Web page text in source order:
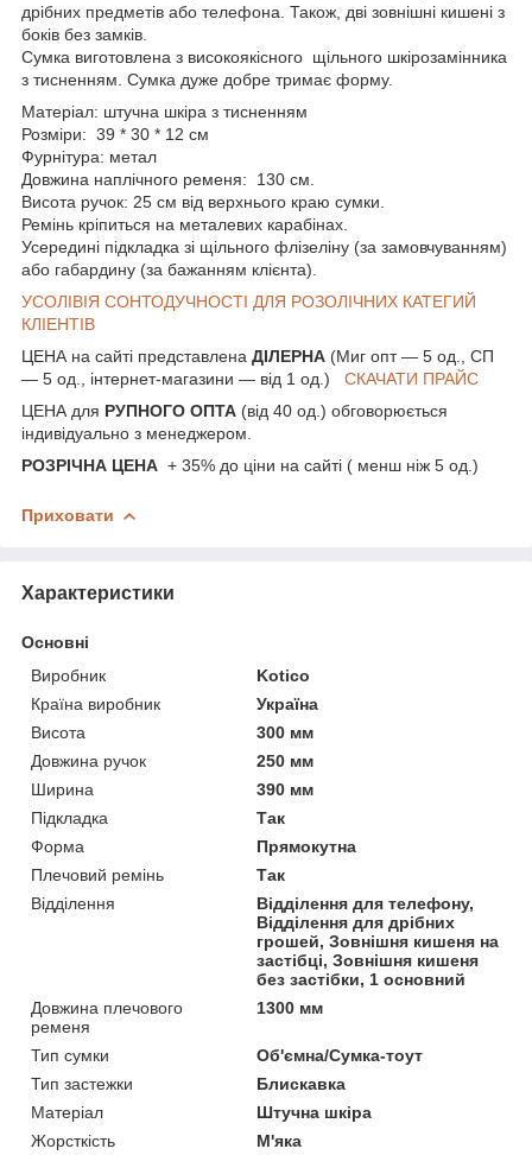
дрібних предметів або телефона. Також, дві зовнішні кишені з
боків без замків.
Сумка виготовлена з високоякісного щільного шкірозамінника
з тисненням. Сумка дуже добре тримає форму.
Матеріал: штучна шкіра з тисненням
Розміри: 39 * 30 * 12 см
Фурнітура: метал
Довжина наплічного ременя: 130 см.
Висота ручок: 25 см від верхнього краю сумки.
Ремінь кріпиться на металевих карабінах.
Усередині підкладка зі щільного флізеліну (за замовчуванням)
або габардину (за бажанням клієнта).
УСОЛІВІЯ СОНТОДУЧНОСТІ ДЛЯ РОЗОЛІЧНИХ КАТЕГИЙ
КЛІЕНТІВ
ЦЕНА на сайті представлена ДІЛЕРНА (Миг опт — 5 од., СП
— 5 од., інтернет-магазини — від 1 од.) СКАЧАТИ ПРАЙС
ЦЕНА для РУПНОГО ОПТА (від 40 од.) обговорюється
індивідуально з менеджером.
РОЗРІЧНА ЦЕНА + 35% до ціни на сайті ( менш ніж 5 од.)
Приховати
Характеристики
Основні
Виробник
Kotico
Країна виробник
Україна
Висота
300 мм
Довжина ручок
250 мм
Ширина
390 мм
Підкладка
Так
Форма
Прямокутна
Плечовий ремінь
Так
Відділення
Відділення для телефону,
Відділення для дрібних
грошей, Зовнішня кишеня на
застібці, Зовнішня кишеня
без застібки, 1 основний
Довжина плечового
ременя
1300 мм
Тип сумки
Об'ємна/Сумка-тоут
Тип застежки
Блискавка
Матеріал
Штучна шкіра
Жорсткість
М'яка